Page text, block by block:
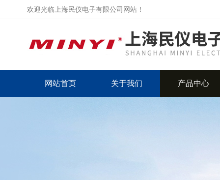
欢迎光临上海民仪电子有限公司网站！
网站首页 关于我们 产品中心